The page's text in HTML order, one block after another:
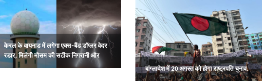
केरल के वायनाड में लगेगा एक्स-बैंड डॉप्लर वेदर
रडार, मिलेगी मौसम की सटीक निगरानी और
समय पर चेतावनी.
बांग्लादेश में 20 अगस्त को होगा राष्ट्रपति चुनाव.